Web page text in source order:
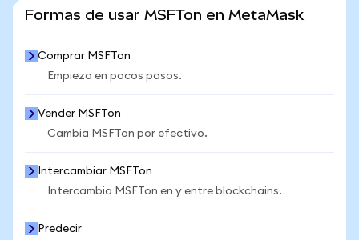
Formas de usar MSFTon en MetaMask
Comprar MSFTon
Empieza en pocos pasos.
Vender MSFTon
Cambia MSFTon por efectivo.
Intercambiar MSFTon
Intercambia MSFTon en y entre blockchains.
Predecir